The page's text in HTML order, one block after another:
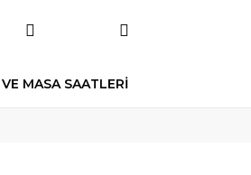
MASA SAATLERİ